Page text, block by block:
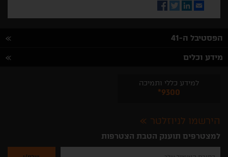
Email
LinkedIn
Twitter
Facebook
הפסטיבל ה-41
מידע וכלים
למידע כללי ותמיכה
*9300
הירשמו לניוזלטר
למצטרפים תוענק הטבת הצטרפות